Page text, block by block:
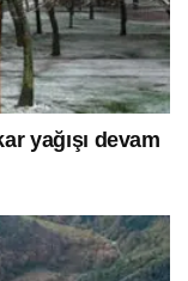
yağışı devam